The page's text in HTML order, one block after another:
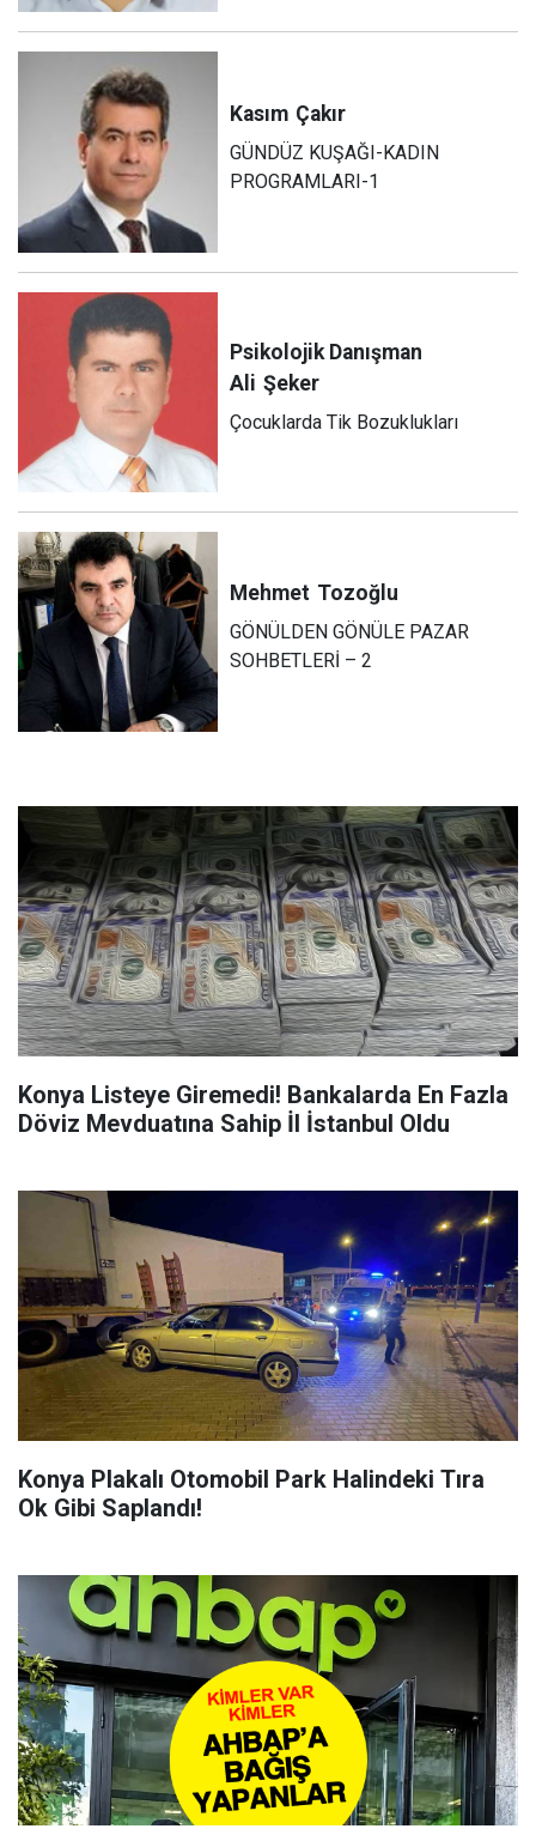
Kasım Çakır
GÜNDÜZ KUŞAĞI-KADIN
PROGRAMLARI-1
Psikolojik Danışman
Ali Şeker
Çocuklarda Tik Bozuklukları
Mehmet Tozoğlu
GÖNÜLDEN GÖNÜLE PAZAR
SOHBETLERİ – 2
Konya Listeye Giremedi! Bankalarda En Fazla
Döviz Mevduatına Sahip İl İstanbul Oldu
Konya Plakalı Otomobil Park Halindeki Tıra
Ok Gibi Saplandı!